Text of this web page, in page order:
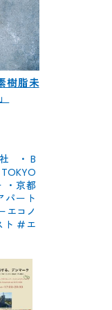
樹脂未
・B
TOKYO
・京都
パート
エコノ
ト #エ